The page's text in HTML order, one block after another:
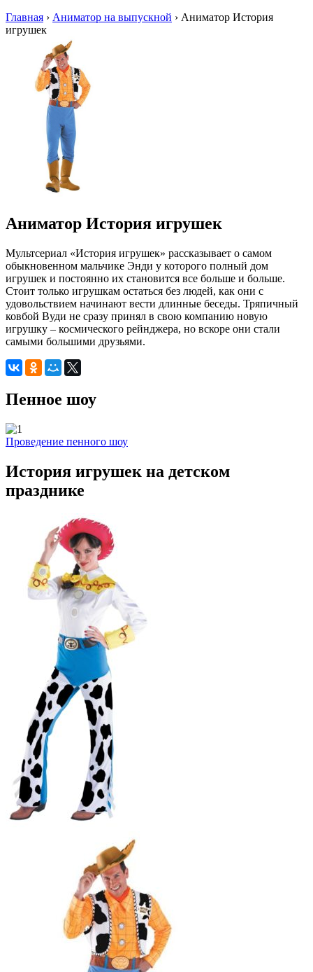
Главная › Аниматор на выпускной › Аниматор История
игрушек
Аниматор История игрушек
Мультсериал «История игрушек» рассказывает о самом
обыкновенном мальчике Энди у которого полный дом
игрушек и постоянно их становится все больше и больше.
Стоит только игрушкам остаться без людей, как они с
удовольствием начинают вести длинные беседы. Тряпичный
ковбой Вуди не сразу принял в свою компанию новую
игрушку – космического рейнджера, но вскоре они стали
самыми большими друзьями.
Пенное шоу
Проведение пенного шоу
История игрушек на детском
празднике